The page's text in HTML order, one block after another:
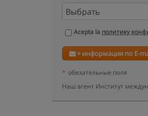
Acepta la политику
+ информация по E-
* обязательные поля
Наш агент Институт